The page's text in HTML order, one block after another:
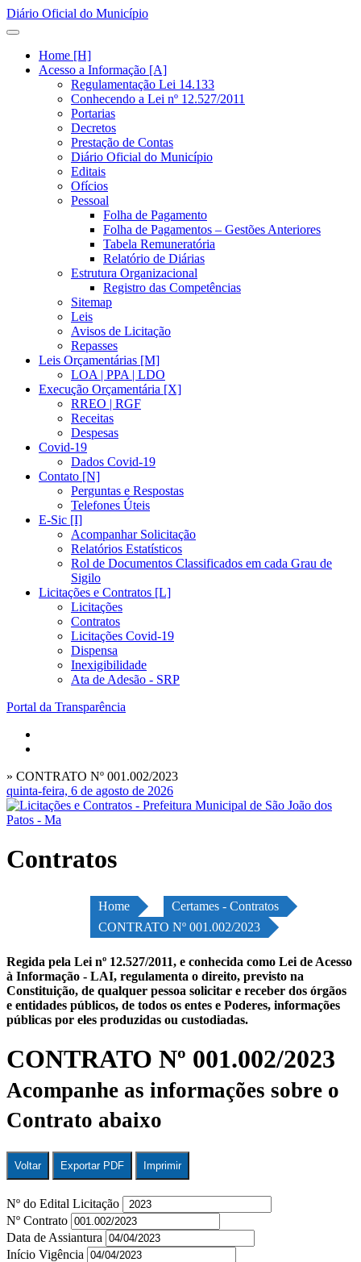
Diário Oficial do Município
Home [H]
Acesso a Informação [A]
Regulamentação Lei 14.133
Conhecendo a Lei nº 12.527/2011
Portarias
Decretos
Prestação de Contas
Diário Oficial do Município
Editais
Ofícios
Pessoal
Folha de Pagamento
Folha de Pagamentos – Gestões Anteriores
Tabela Remuneratória
Relatório de Diárias
Estrutura Organizacional
Registro das Competências
Sitemap
Leis
Avisos de Licitação
Repasses
Leis Orçamentárias [M]
LOA | PPA | LDO
Execução Orçamentária [X]
RREO | RGF
Receitas
Despesas
Covid-19
Dados Covid-19
Contato [N]
Perguntas e Respostas
Telefones Úteis
E-Sic [I]
Acompanhar Solicitação
Relatórios Estatísticos
Rol de Documentos Classificados em cada Grau de
Sigilo
Licitações e Contratos [L]
Licitações
Contratos
Licitações Covid-19
Dispensa
Inexigibilidade
Ata de Adesão - SRP
Portal da Transparência
» CONTRATO Nº 001.002/2023
quinta-feira, 6 de agosto de 2026
Contratos
Home
Certames - Contratos
CONTRATO Nº 001.002/2023
Regida pela Lei nº 12.527/2011, e conhecida como Lei de Acesso
à Informação - LAI, regulamenta o direito, previsto na
Constituição, de qualquer pessoa solicitar e receber dos órgãos
e entidades públicos, de todos os entes e Poderes, informações
públicas por eles produzidas ou custodiadas.
CONTRATO Nº 001.002/2023
Acompanhe as informações sobre o
Contrato abaixo
Voltar Exportar PDF Imprimir
Nº do Edital Licitação
Nº Contrato
Data de Assiantura
Início Vigência